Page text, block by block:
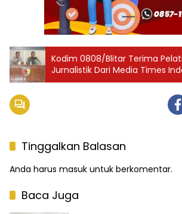
Kodim 0808/Blitar Terima
Jurnalistik Dari Media Times
Tinggalkan Balasan
Anda harus masuk untuk berkomentar.
Baca Juga